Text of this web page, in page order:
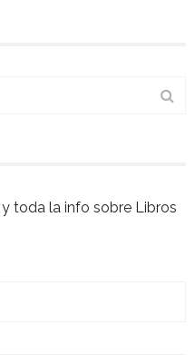
toda la info sobre Libros